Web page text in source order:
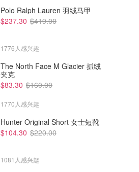
Polo Ralph Lauren 羽绒马甲
$237.30 $419.00
1776人感兴趣
The North Face M Glacier 抓绒
夹克
$83.30 $160.00
1770人感兴趣
Hunter Original Short 女士短靴
$104.30 $220.00
1081人感兴趣